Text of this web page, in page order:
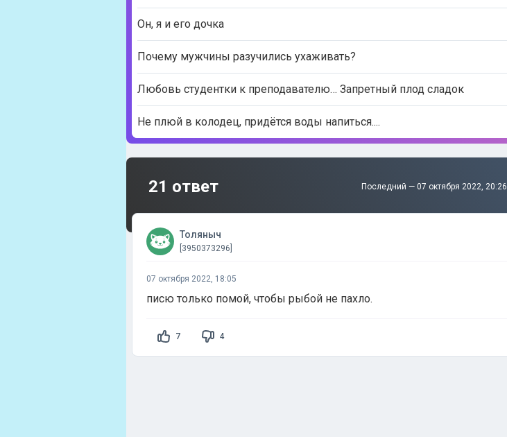
Он, я и его дочка
Почему мужчины разучились ухаживать?
Любовь студентки к преподавателю… Запретный плод сладок
Не плюй в колодец, придётся воды напиться....
21 ответ Последний — 07 октября 2022, 20:26
Толяныч
[3950373296]
07 октября 2022, 18:05
писю только помой, чтобы рыбой не пахло.
7 4